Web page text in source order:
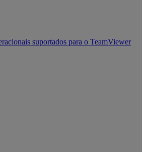
suportados para o TeamViewer